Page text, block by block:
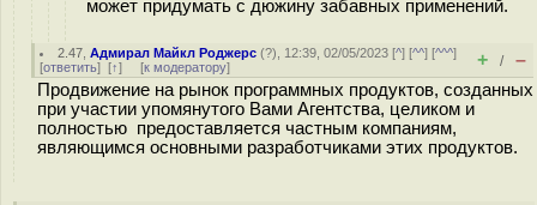
может придумать с дюжину забавных применений.
2.47 ,Адмирал Майкл Роджерс (?), 12:39, 02/05/2023 [^] [^^] [^^^]
[ответить] [↑] [к модератору] + / –
Продвижение на рынок программных продуктов, созданных
при участии упомянутого Вами Агентства, целиком и
полностью предоставляется частным компаниям,
являющимся основными разработчиками этих продуктов.